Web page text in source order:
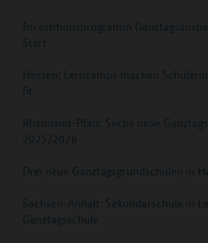
Investitionsprogramm
Start
Hessen: Lerncamps machen
fit
Rheinland-Pfalz: Sechs neue
2025/2026
Drei neue Ganztagsgrundschulen in
Sachsen-Anhalt: Sekundarschule in
Ganztagsschule